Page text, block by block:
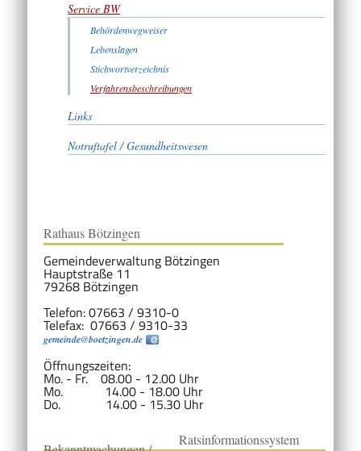
Service BW
Behördenwegweiser
Lebenslagen
Stichwortverzeichnis
Verfahrensbeschreibungen
Links
Notruftafel / Gesundheitswesen
Rathaus Bötzingen
Gemeindeverwaltung Bötzingen
Hauptstraße 11
79268 Bötzingen
Telefon: 07663 / 9310-0
Telefax: 07663 / 9310-33
gemeinde@boetzingen.de
Öffnungszeiten:
Mo. - Fr. 08.00 - 12.00 Uhr
Mo. 14.00 - 18.00 Uhr
Do. 14.00 - 15.30 Uhr
Ratsinformationssystem